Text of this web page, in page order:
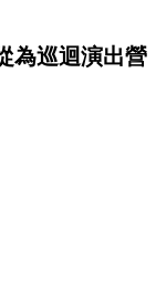
為巡迴演出營